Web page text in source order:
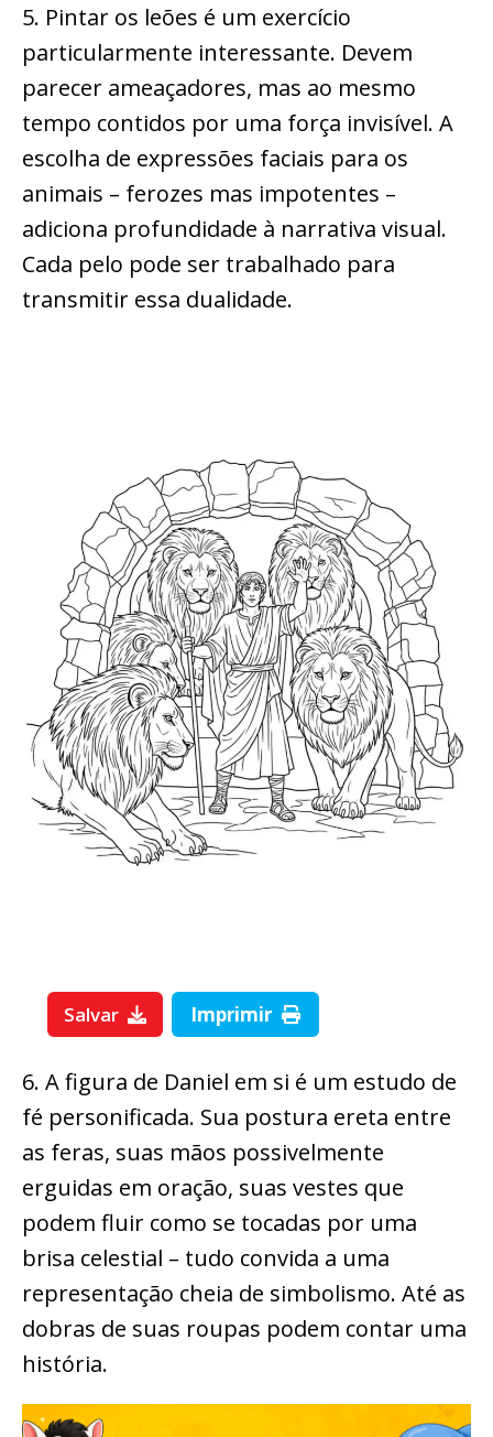
5. Pintar os leões é um exercício
particularmente interessante. Devem
parecer ameaçadores, mas ao mesmo
tempo contidos por uma força invisível. A
escolha de expressões faciais para os
animais – ferozes mas impotentes –
adiciona profundidade à narrativa visual.
Cada pelo pode ser trabalhado para
transmitir essa dualidade.
Salvar Imprimir
6. A figura de Daniel em si é um estudo de
fé personificada. Sua postura ereta entre
as feras, suas mãos possivelmente
erguidas em oração, suas vestes que
podem fluir como se tocadas por uma
brisa celestial – tudo convida a uma
representação cheia de simbolismo. Até as
dobras de suas roupas podem contar uma
história.